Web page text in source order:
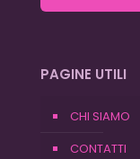
PAGINE UTILI
CHI SIAMO
CONTATTI